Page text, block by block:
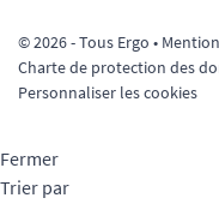
© 2026 - Tous Ergo •
Charte de protection des
Personnaliser les cookies
Fermer
Trier par